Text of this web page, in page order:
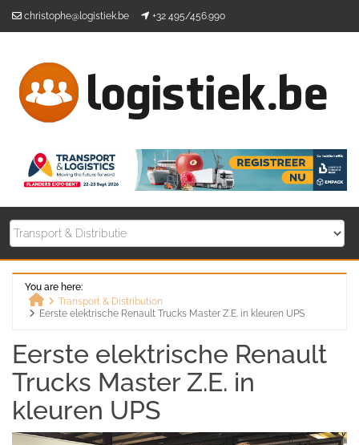
christophe@logistiek.be +32 495/456.990
You are here:
Home
Transport & Distribution
Eerste elektrische Renault Trucks Master Z.E. in kleuren UPS
Eerste elektrische Renault
Trucks Master Z.E. in
kleuren UPS